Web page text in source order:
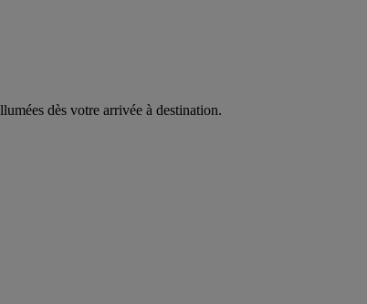
dès votre arrivée à destination.